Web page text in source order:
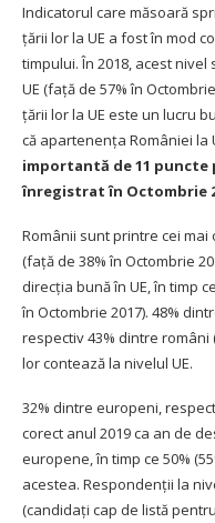
Indicatorul care măsoară
ţării lor la UE a fost în mod
timpului. În 2018, acest
UE (faţă de 57% în
ţării lor la UE este un lucru
că apartenenţa României la
importantă de 11 puncte
înregistrat în Octombrie
Românii sunt printre cei mai
(faţă de 38% în Octombrie
direcţia bună în UE, în timp
în Octombrie 2017). 48%
respectiv 43% dintre români
lor contează la nivelul UE.
32% dintre europeni,
corect anul 2019 ca an de
europene, în timp ce 50%
acestea. Respondenții la
(candidaţi cap de listă